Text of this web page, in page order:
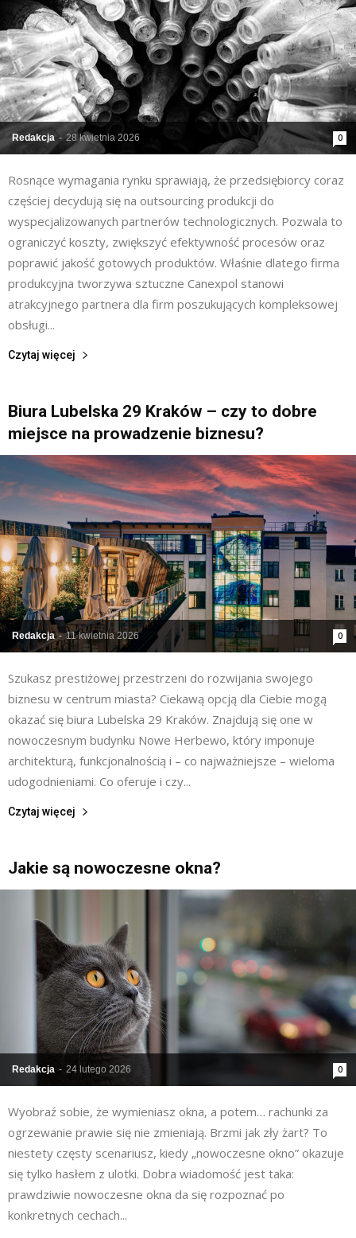
Redakcja - 28 kwietnia 2026 0
Rosnące wymagania rynku sprawiają, że przedsiębiorcy coraz
częściej decydują się na outsourcing produkcji do
wyspecjalizowanych partnerów technologicznych. Pozwala to
ograniczyć koszty, zwiększyć efektywność procesów oraz
poprawić jakość gotowych produktów. Właśnie dlatego firma
produkcyjna tworzywa sztuczne Canexpol stanowi
atrakcyjnego partnera dla firm poszukujących kompleksowej
obsługi...
Czytaj więcej
Biura Lubelska 29 Kraków – czy to dobre
miejsce na prowadzenie biznesu?
Redakcja - 11 kwietnia 2026 0
Szukasz prestiżowej przestrzeni do rozwijania swojego
biznesu w centrum miasta? Ciekawą opcją dla Ciebie mogą
okazać się biura Lubelska 29 Kraków. Znajdują się one w
nowoczesnym budynku Nowe Herbewo, który imponuje
architekturą, funkcjonalnością i – co najważniejsze – wieloma
udogodnieniami. Co oferuje i czy...
Czytaj więcej
Jakie są nowoczesne okna?
Redakcja - 24 lutego 2026 0
Wyobraź sobie, że wymieniasz okna, a potem… rachunki za
ogrzewanie prawie się nie zmieniają. Brzmi jak zły żart? To
niestety częsty scenariusz, kiedy „nowoczesne okno” okazuje
się tylko hasłem z ulotki. Dobra wiadomość jest taka:
prawdziwie nowoczesne okna da się rozpoznać po
konkretnych cechach...